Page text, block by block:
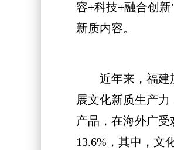
容+科技+融合创
新质内容。
近年来，福建加
展文化新质生产
产品，在海外广受
13.6%，其中，文